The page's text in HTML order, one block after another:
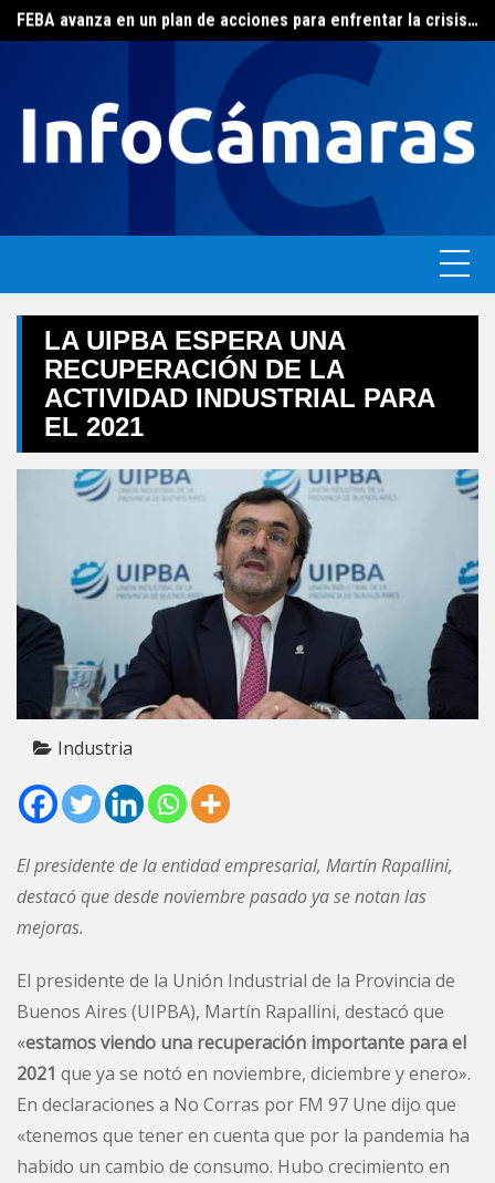
Skip
toEl ERAS continúa con el beneficio de la tarifa social del agua
LA UIPBA ESPERA UNA
RECUPERACIÓN DE LA
ACTIVIDAD INDUSTRIAL PARA
EL 2021
Industria
El presidente de la entidad empresarial, Martín Rapallini,
destacó que desde noviembre pasado ya se notan las
mejoras.
El presidente de la Unión Industrial de la Provincia de
Buenos Aires (UIPBA), Martín Rapallini, destacó que
«estamos viendo una recuperación importante para el
2021 que ya se notó en noviembre, diciembre y enero».
En declaraciones a No Corras por FM 97 Une dijo que
«tenemos que tener en cuenta que por la pandemia ha
habido un cambio de consumo. Hubo crecimiento en